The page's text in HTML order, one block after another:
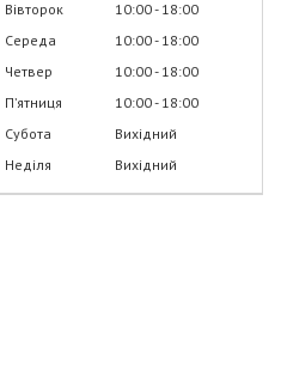
Вівторок
10:00 18:00
Середа
10:00 18:00
Четвер
10:00 18:00
Пʼятниця
10:00 18:00
Субота
Вихідний
Неділя
Вихідний